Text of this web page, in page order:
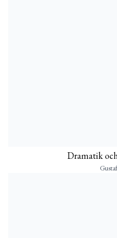
Dramatik